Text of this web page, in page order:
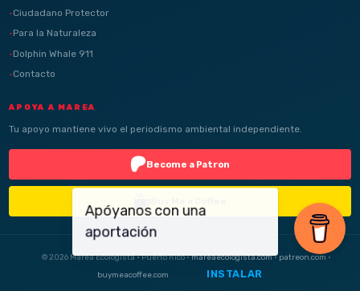
Ciudadano Protector
Para la Naturaleza
Dolphin Whale 911
Contacto
APOYA A MAREA
Tu apoyo mantiene vivo el periodismo ambiental independiente.
Become a Patron
© 2026 Marea Ecologista · Puerto Rico ·mareaecologista.com·patreon.com ·
buymeacoffee.com
INSTALAR